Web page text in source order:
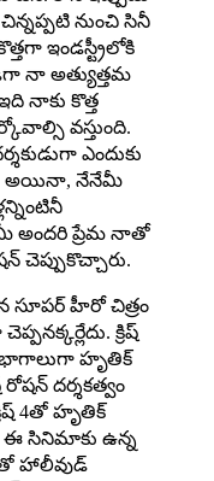
నుంచి సినీ
ఇండస్ట్రీలోకి
నా అత్యుత్తమ
నాకు కొత్త
వస్తుంది.
ఎందుకు
అయినా, నేనేమీ
మీ అందరి ప్రేమ నాతో
చెప్పుకొచ్చారు.
హీరో చిత్రం
క్రిష్
భాగాలుగా హృతిక్
రోష‌న్ ద‌ర్శ‌క‌త్వం
4తో హృతిక్
ఈ సినిమాకు ఉన్న
హాలీవుడ్‌